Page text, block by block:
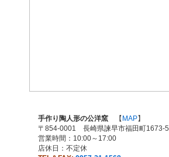
手作り陶人形の公洋窯 【 MAP】
〒854-0001 長崎県諫早市福田町1673-5
営業時間：10:00～17:00
店休日：不定休